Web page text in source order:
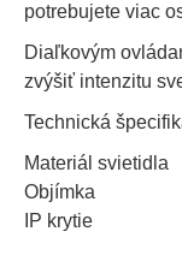
potrebujete viac
Diaľkovým
zvýšiť intenzitu
Technická
Materiál svietidla
Objímka
IP krytie